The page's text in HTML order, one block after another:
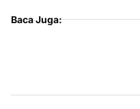
Baca Juga: